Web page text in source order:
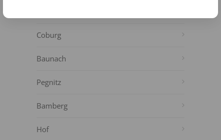
Coburg
Baunach
Pegnitz
Bamberg
Hof